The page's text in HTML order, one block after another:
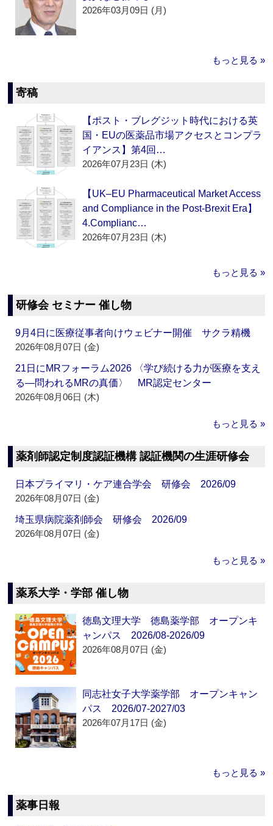
2026年03月09日 (月)
もっと見る »
寄稿
【ポスト・ブレグジット時代における英
国・EUの医薬品市場アクセスとコンプラ
イアンス】第4回…
2026年07月23日 (木)
【UK–EU Pharmaceutical Market Access
and Compliance in the Post-Brexit Era】
4.Complianc…
2026年07月23日 (木)
もっと見る »
研修会 セミナー 催し物
9月4日に医療従事者向けウェビナー開催 サクラ精機
2026年08月07日 (金)
21日にMRフォーラム2026 〈学び続ける力が医療を支え
る―問われるMRの真価〉 MR認定センター
2026年08月06日 (木)
もっと見る »
薬剤師認定制度認証機構 認証機関の生涯研修会
日本プライマリ・ケア連合学会 研修会 2026/09
2026年08月07日 (金)
埼玉県病院薬剤師会 研修会 2026/09
2026年08月07日 (金)
もっと見る »
薬系大学・学部 催し物
徳島文理大学 徳島薬学部 オープンキ
ャンパス 2026/08-2026/09
2026年08月07日 (金)
同志社女子大学薬学部 オープンキャン
パス 2026/07-2027/03
2026年07月17日 (金)
もっと見る »
薬事日報